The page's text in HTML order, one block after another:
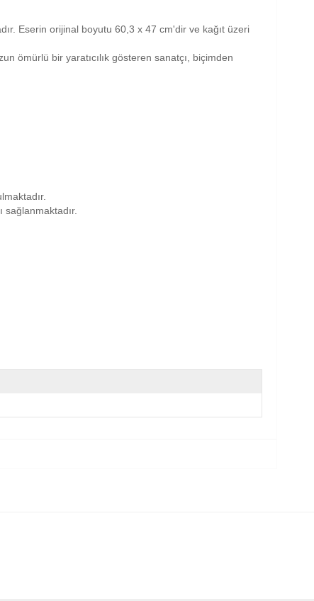
Eserin orijinal boyutu 60,3 x 47 cm'dir ve kağıt üzeri
ömürlü bir yaratıcılık gösteren sanatçı, biçimden